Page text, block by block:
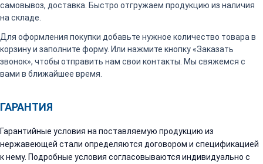
самовывоз, доставка. Быстро отгружаем продукцию из наличия
на складе.
Для оформления покупки добавьте нужное количество товара в
корзину и заполните форму. Или нажмите кнопку «Заказать
звонок», чтобы отправить нам свои контакты. Мы свяжемся с
вами в ближайшее время.
ГАРАНТИЯ
Гарантийные условия на поставляемую продукцию из
нержавеющей стали определяются договором и спецификацией
к нему. Подробные условия согласовываются индивидуально с